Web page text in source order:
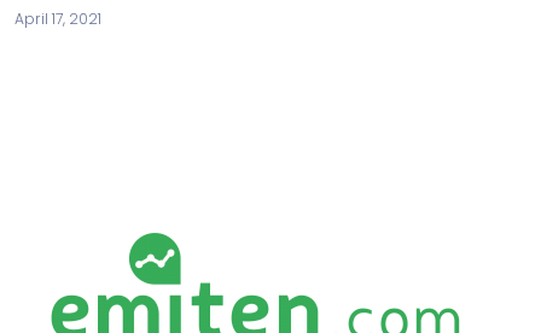
April 17, 2021